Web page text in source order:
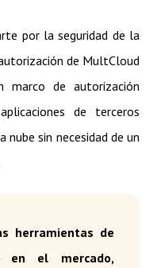
por la seguridad de la
de MultCloud
marco de autorización
de terceros
sin necesidad de un
herramientas de
en el mercado,